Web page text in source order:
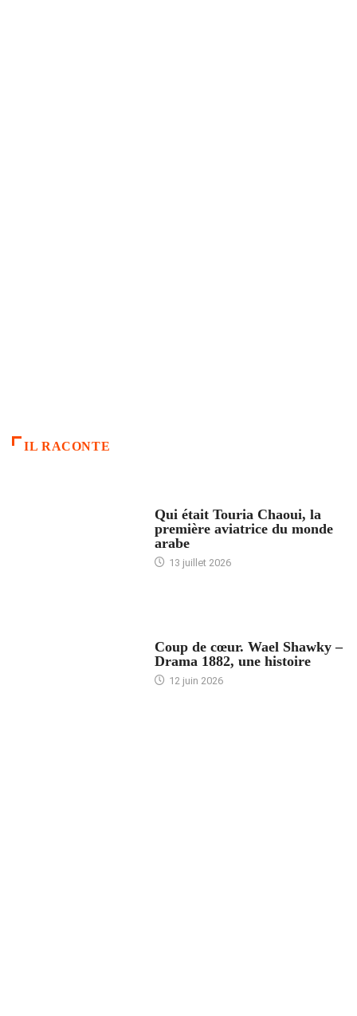
IL RACONTE
Qui était Touria Chaoui, la
première aviatrice du monde
arabe
13 juillet 2026
Coup de cœur. Wael Shawky –
Drama 1882, une histoire
12 juin 2026